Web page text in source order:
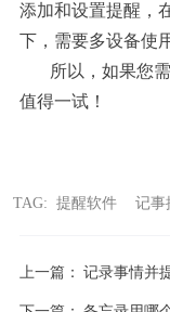
添加和设置提醒，
下，需要多设备使
所以，如果您
值得一试！
TAG: 提醒软件 记事
上一篇： 记录事情并